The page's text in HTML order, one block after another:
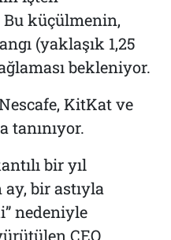
Bu küçülmenin,
(yaklaşık 1,25
bekleniyor.
KitKat ve
tanınıyor.
bir yıl
ay, bir astıyla
nedeniyle
CEO